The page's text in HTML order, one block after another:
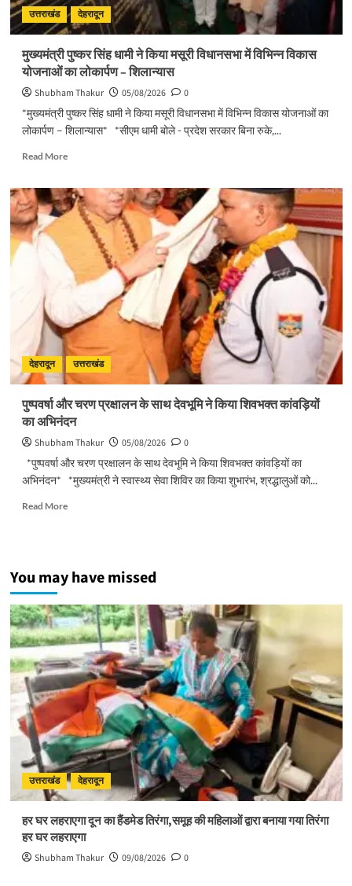
हर
माह
प्रगति
समीक्षा
उत्तराखंड देहरादून
मुख्यमंत्री पुष्कर सिंह धामी ने किया मसूरी विधानसभा में विभिन्न विकास
योजनाओं का लोकार्पण – शिलान्यास
Shubham Thakur 05/08/2026
0
*मुख्यमंत्री पुष्कर सिंह धामी ने किया मसूरी विधानसभा में विभिन्न विकास योजनाओं का
लोकार्पण – शिलान्यास* *सीएम धामी बोले - प्रदेश सरकार बिना रुके,...
Read MoreRead
मुख्यमंत्री
पुष्कर
ने
किया
मसूरी
विधानसभा
विभिन्न
विकास
योजनाओं
का
–
शिलान्यास
देहरादून उत्तराखंड
पुष्पवर्षा और चरण प्रक्षालन के साथ देवभूमि ने किया शिवभक्त कांवड़ियों
का अभिनंदन
Shubham Thakur 05/08/2026
0
*पुष्पवर्षा और चरण प्रक्षालन के साथ देवभूमि ने किया शिवभक्त कांवड़ियों का
अभिनंदन* *मुख्यमंत्री ने स्वास्थ्य सेवा शिविर का किया शुभारंभ, श्रद्धालुओं को...
Read MoreRead
चरण
के
साथ
देवभूमि
किया
शिवभक्त
कांवड़ियों
का
अभिनंदन
You may have missed
उत्तराखंड देहरादून
हर घर लहराएगा दून का हैंडमेड तिरंगा,समूह की महिलाओं द्वारा बनाया गया तिरंगा
हर घर लहराएगा
Shubham Thakur 09/08/2026 0